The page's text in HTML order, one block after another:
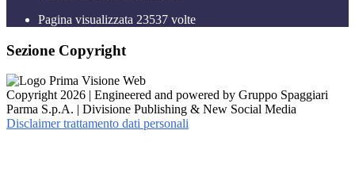
Pagina visualizzata 23537 volte
Sezione Copyright
Copyright 2026 | Engineered and powered by Gruppo Spaggiari
Parma S.p.A. | Divisione Publishing & New Social Media
Disclaimer trattamento dati personali